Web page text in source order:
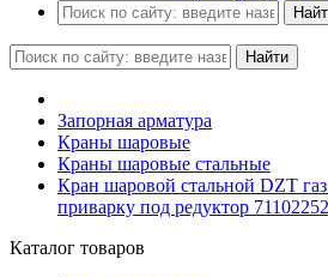
Найти
Запорная арматура
Краны шаровые
Краны шаровые стальные
Кран шаровой стальной DZT
приварку под редуктор
Каталог товаров